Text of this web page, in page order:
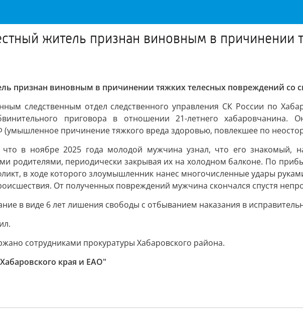
житель признан виновным в причинении
признан виновным в причинении тяжких телесных повреждений со
следственным отдел следственного управления СК России по
приговора в отношении 21-летнего
(умышленное причинение тяжкого вреда здоровью, повлекшее по
в ноябре 2025 года молодой мужчина узнал, что его знакомый,
родителями, периодически закрывая их на холодном балконе. По
в ходе которого злоумышленник нанес многочисленные удары
От полученных повреждений мужчина скончался спустя
в виде 6 лет лишения свободы с отбыванием наказания в
сотрудниками прокуратуры Хабаровского района.
края и ЕАО"